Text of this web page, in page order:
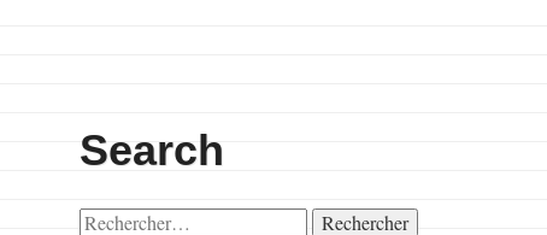
Search
Rechercher :